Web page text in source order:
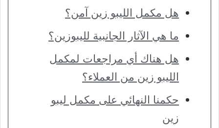
هل مكمل الليبو زين آمن؟
ما هي الآثار الجانبية لليبوزين؟
هل هناك أي مراجعات لمكمل
الليبو زين من العملاء؟
حكمنا النهائي على مكمل ليبو
زين